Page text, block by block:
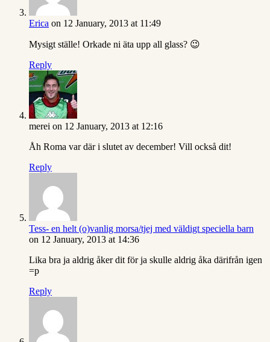
Erica on 12 January, 2013 at 11:49
Mysigt ställe! Orkade ni äta upp all glass? 😉
Reply
merei on 12 January, 2013 at 12:16
Åh Roma var där i slutet av december! Vill också dit!
Reply
Tess- en helt (o)vanlig morsa/tjej med väldigt speciella barn
on 12 January, 2013 at 14:36
Lika bra ja aldrig åker dit för ja skulle aldrig åka därifrån igen
=p
Reply